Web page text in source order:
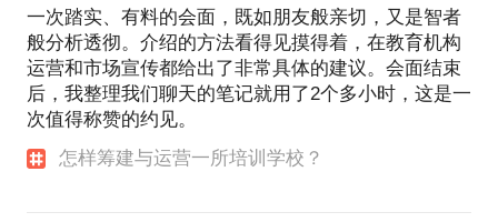
一次踏实、有料的会面，既如朋友般亲切，又是智者
般分析透彻。介绍的方法看得见摸得着，在教育机构
运营和市场宣传都给出了非常具体的建议。会面结束
后，我整理我们聊天的笔记就用了2个多小时，这是一
次值得称赞的约见。
怎样筹建与运营一所培训学校？